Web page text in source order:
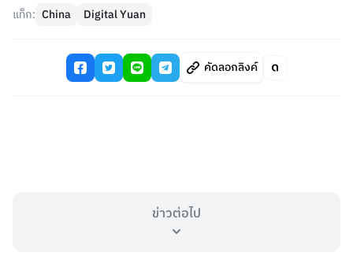
แท็ก: China Digital Yuan
คัดลอกลิงค์
ข่าวต่อไป